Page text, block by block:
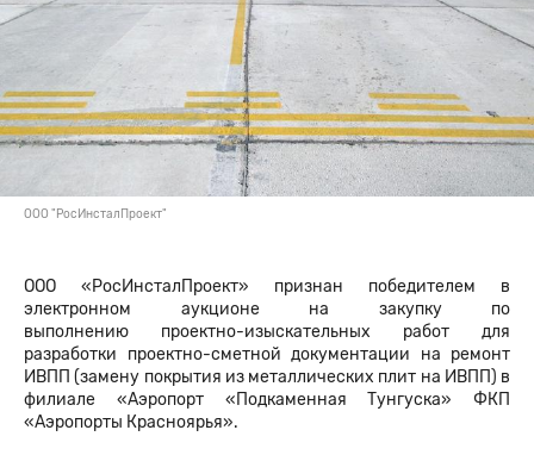
ООО "РосИнсталПроект"
ООО «РосИнсталПроект» признан победителем в
электронном аукционе на закупку по
выполнению проектно-изыскательных работ для
разработки проектно-сметной документации на ремонт
ИВПП (замену покрытия из металлических плит на ИВПП) в
филиале «Аэропорт «Подкаменная Тунгуска» ФКП
«Аэропорты Красноярья».